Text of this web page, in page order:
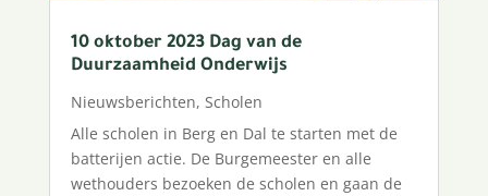
10 oktober 2023 Dag van de
Duurzaamheid Onderwijs
Nieuwsberichten, Scholen
Alle scholen in Berg en Dal te starten met de
batterijen actie. De Burgemeester en alle
wethouders bezoeken de scholen en gaan de